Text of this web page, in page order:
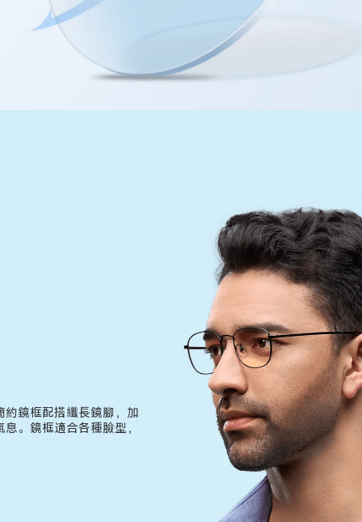
鏡框配搭纖長鏡腳，加
。鏡框適合各種臉型，